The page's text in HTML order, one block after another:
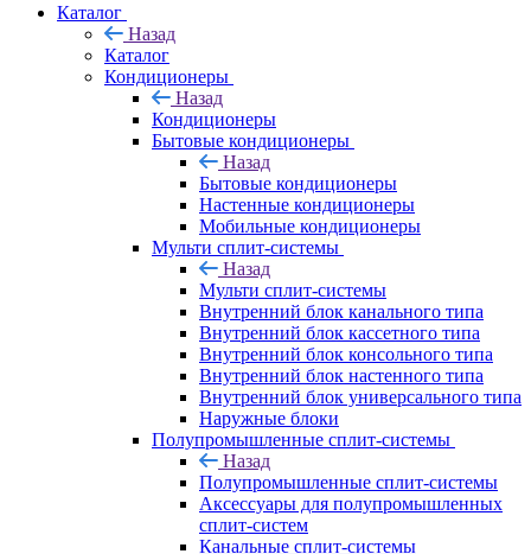
Каталог
Назад
Каталог
Кондиционеры
Назад
Кондиционеры
Бытовые кондиционеры
Назад
Бытовые кондиционеры
Настенные кондиционеры
Мобильные кондиционеры
Мульти сплит-системы
Назад
Мульти сплит-системы
Внутренний блок канального типа
Внутренний блок кассетного типа
Внутренний блок консольного типа
Внутренний блок настенного типа
Внутренний блок универсального типа
Наружные блоки
Полупромышленные сплит-системы
Назад
Полупромышленные сплит-системы
Аксессуары для полупромышленных
сплит-систем
Канальные сплит-системы